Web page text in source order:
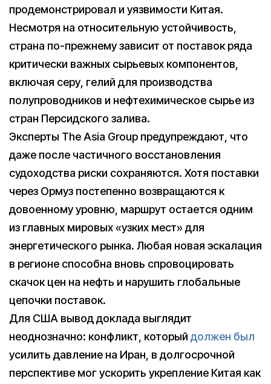
продемонстрировал и уязвимости Китая.
Несмотря на относительную устойчивость,
страна по-прежнему зависит от поставок ряда
критически важных сырьевых компонентов,
включая серу, гелий для производства
полупроводников и нефтехимическое сырье из
стран Персидского залива.
Эксперты The Asia Group предупреждают, что
даже после частичного восстановления
судоходства риски сохраняются. Хотя поставки
через Ормуз постепенно возвращаются к
довоенному уровню, маршрут остается одним
из главных мировых «узких мест» для
энергетического рынка. Любая новая эскалация
в регионе способна вновь спровоцировать
скачок цен на нефть и нарушить глобальные
цепочки поставок.
Для США вывод доклада выглядит
неоднозначно: конфликт, который должен был
усилить давление на Иран, в долгосрочной
перспективе мог ускорить укрепление Китая как